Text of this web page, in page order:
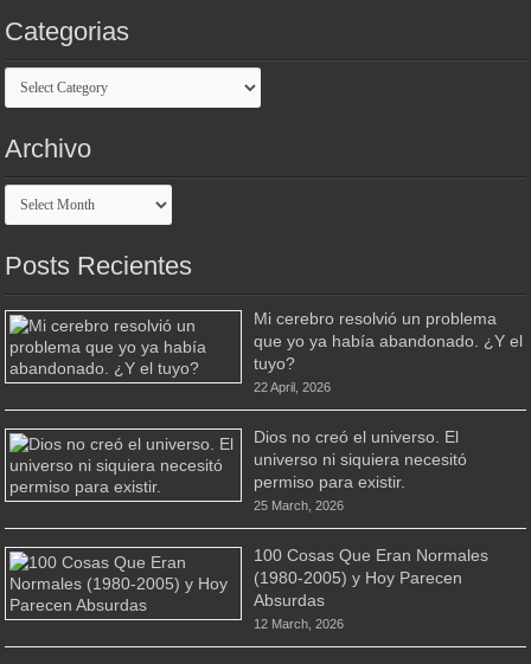
Categorias
Categorias
Archivo
Archivo
Posts Recientes
Mi cerebro resolvió un problema
que yo ya había abandonado. ¿Y el
tuyo?
22 April, 2026
Dios no creó el universo. El
universo ni siquiera necesitó
permiso para existir.
25 March, 2026
100 Cosas Que Eran Normales
(1980-2005) y Hoy Parecen
Absurdas
12 March, 2026